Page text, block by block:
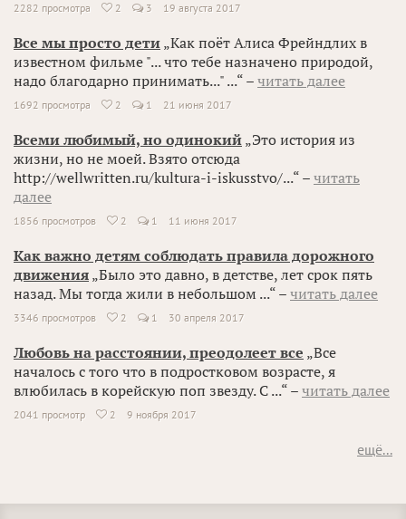
2282 просмотра  2 3 19 августа 2017
Все мы просто дети „Как поёт Алиса Фрейндлих в
известном фильме "... что тебе назначено природой,
надо благодарно принимать..." ...“ – читать далее
1692 просмотра  2 1 21 июня 2017
Всеми любимый, но одинокий „Это история из
жизни, но не моей. Взято отсюда
http://wellwritten.ru/kultura-i-iskusstvo/...“ – читать
далее
1856 просмотров  2 1 11 июня 2017
Как важно детям соблюдать правила дорожного
движения „Было это давно, в детстве, лет срок пять
назад. Мы тогда жили в небольшом ...“ – читать далее
3346 просмотров  2 1 30 апреля 2017
Любовь на расстоянии, преодолеет все „Все
началось с того что в подростковом возрасте, я
влюбилась в корейскую поп звезду. С ...“ – читать далее
2041 просмотр  2 9 ноября 2017
ещё...